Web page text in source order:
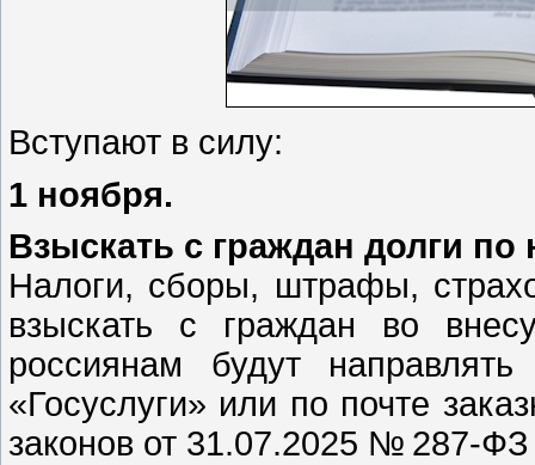
Вступают в силу:
1 ноября.
Взыскать с граждан долги по
Налоги, сборы, штрафы,
взыскать с граждан во
россиянам будут
«Госуслуги» или по почте
законов от 31.07.2025 № 287-